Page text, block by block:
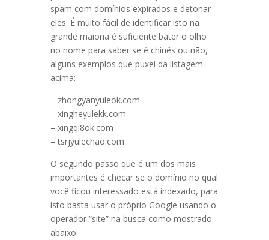
spam com domínios expirados e detonar
eles. É muito fácil de identificar isto na
grande maioria é suficiente bater o olho
no nome para saber se é chinês ou não,
alguns exemplos que puxei da listagem
acima:
– zhongyanyuleok.com
– xingheyulekk.com
– xingqi8ok.com
– tsrjyulechao.com
O segundo passo que é um dos mais
importantes é checar se o domínio no qual
você ficou interessado está indexado, para
isto basta usar o próprio Google usando o
operador “site” na busca como mostrado
abaixo: